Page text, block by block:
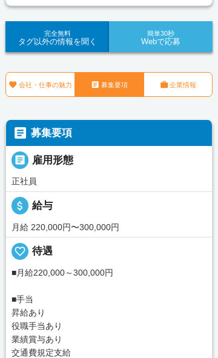
完全無料
タグ以外の情報を聞く
簡単30秒
Webで応募
 会社・仕事の魅力  募集要項 企業情報
 募集要項
 雇用形態
正社員
attach_money 給与
月給 220,000円〜300,000円
favorite_border 待遇
■月給220,000～300,000円
■手当
昇給あり
役職手当あり
業績賞与あり
交通費規定支給